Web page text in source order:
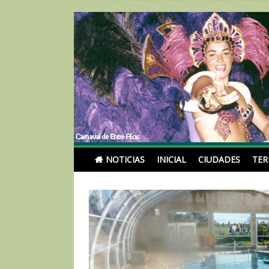
to
content
Noticias
NOTICIAS INICIAL CIUDADES